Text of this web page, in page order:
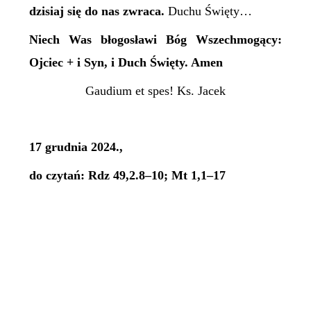
dzisiaj się do nas zwraca. Duchu Święty…
Niech Was błogosławi Bóg Wszechmogący:
Ojciec + i Syn, i Duch Święty. Amen
Gaudium et spes! Ks. Jacek
17 grudnia 2024.,
do czytań: Rdz 49,2.8–10; Mt 1,1–17